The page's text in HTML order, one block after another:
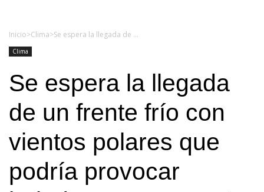
Inicio>Clima> Se espera la llegada de un frente frío con vientos polares que podría provocar heladas en gran parte del país
Clima
Se espera la llegada
de un frente frío con
vientos polares que
podría provocar